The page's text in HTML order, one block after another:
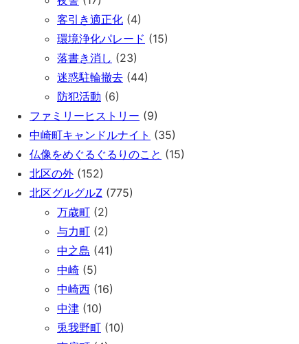
客引き適正化 (4)
環境浄化パレード (15)
落書き消し (23)
迷惑駐輪撤去 (44)
防犯活動 (6)
ファミリーヒストリー (9)
中崎町キャンドルナイト (35)
仏像をめぐるぐるりのこと (15)
北区の外 (152)
北区グルグルZ (775)
万歳町 (2)
与力町 (2)
中之島 (41)
中崎 (5)
中崎西 (16)
中津 (10)
兎我野町 (10)